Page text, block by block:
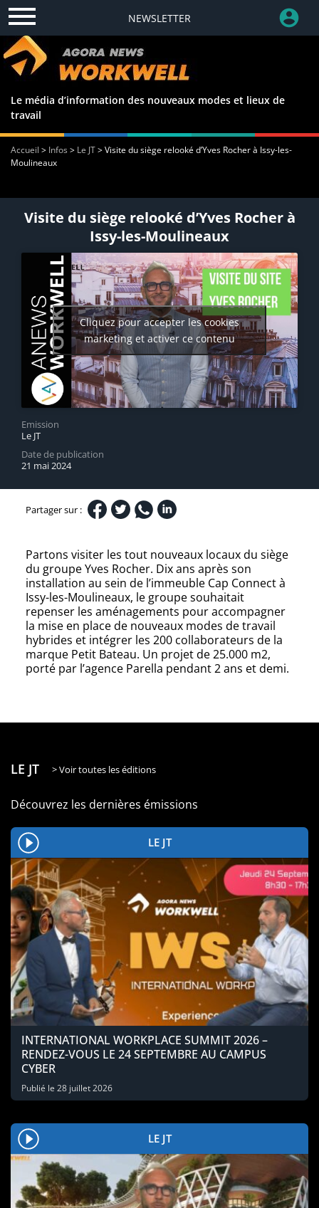
NEWSLETTER
Le média d’information des nouveaux modes et lieux de
travail
Accueil > Infos> Le JT>Visite du siège relooké d’Yves Rocher à Issy-les-
Moulineaux
Visite du siège relooké d’Yves Rocher à
Issy-les-Moulineaux
Cliquez pour accepter les cookies
marketing et activer ce contenu
Emission
Le JT
Date de publication
21 mai 2024
Partager sur :
Partons visiter les tout nouveaux locaux du siège
du groupe Yves Rocher. Dix ans après son
installation au sein de l’immeuble Cap Connect à
Issy-les-Moulineaux, le groupe souhaitait
repenser les aménagements pour accompagner
la mise en place de nouveaux modes de travail
hybrides et intégrer les 200 collaborateurs de la
marque Petit Bateau. Un projet de 25.000 m2,
porté par l’agence Parella pendant 2 ans et demi.
LE JT > Voir toutes les éditions
Découvrez les dernières émissions
LE JT
INTERNATIONAL WORKPLACE SUMMIT 2026 –
RENDEZ-VOUS LE 24 SEPTEMBRE AU CAMPUS
CYBER
Publié le 28 juillet 2026
LE JT